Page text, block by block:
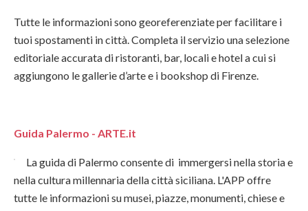
Tutte le informazioni sono georeferenziate per facilitare i
tuoi spostamenti in città. Completa il servizio una selezione
editoriale accurata di ristoranti, bar, locali e hotel a cui si
aggiungono le gallerie d’arte e i bookshop di Firenze.
Guida Palermo - ARTE.it
La guida di Palermo consente di immergersi nella storia e
nella cultura millennaria della città siciliana. L'APP offre
tutte le informazioni su musei, piazze, monumenti, chiese e